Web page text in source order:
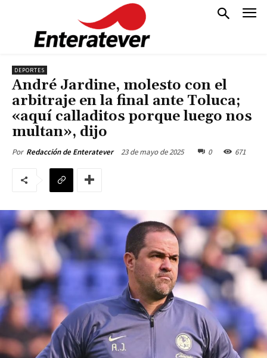
DEPORTES
André Jardine, molesto con el
arbitraje en la final ante Toluca;
«aquí calladitos porque luego nos
multan», dijo
Por Redacción de Enteratever 23 de mayo de 2025 0 671